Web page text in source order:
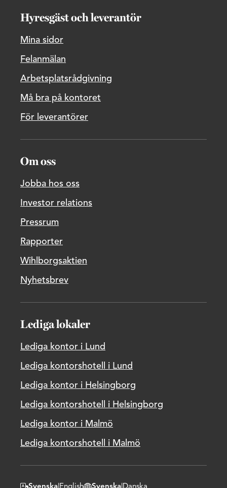
Hyresgäst och leverantör
Mina sidor
Felanmälan
Arbetsplatsrådgivning
Må bra på kontoret
För leverantörer
Om oss
Jobba hos oss
Investor relations
Pressrum
Rapporter
Wihlborgsaktien
Nyhetsbrev
Lediga lokaler
Lediga kontor i Lund
Lediga kontorshotell i Lund
Lediga kontor i Helsingborg
Lediga kontorshotell i Helsingborg
Lediga kontor i Malmö
Lediga kontorshotell i Malmö